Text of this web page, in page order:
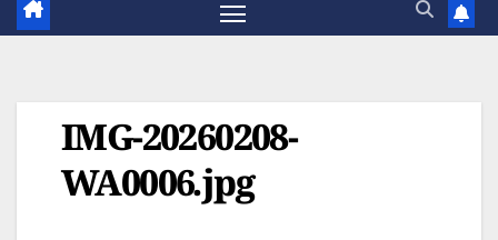
IMG-20260208-
WA0006.jpg